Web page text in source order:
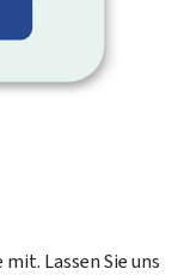
Lassen Sie uns